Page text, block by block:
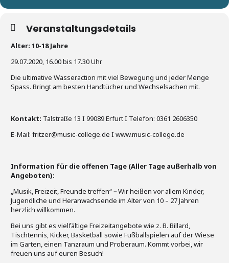
Veranstaltungsdetails
Alter: 10-18 Jahre
29.07.2020, 16.00 bis 17.30 Uhr
Die ultimative Wasseraction mit viel Bewegung und jeder Menge
Spass. Bringt am besten Handtücher und Wechselsachen mit.
Kontakt: Talstraße 13 I 99089 Erfurt I Telefon: 0361 2606350
E-Mail: fritzer@music-college.de I www.music-college.de
Information für die offenen Tage (Aller Tage außerhalb von
Angeboten):
„Musik, Freizeit, Freunde treffen“–Wir heißen vor allem Kinder,
Jugendliche und Heranwachsende im Alter von 10 – 27 Jahren
herzlich willkommen.
Bei uns gibt es vielfältige Freizeitangebote wie z. B. Billard,
Tischtennis, Kicker, Basketball sowie Fußballspielen auf der Wiese
im Garten, einen Tanzraum und Proberaum. Kommt vorbei, wir
freuen uns auf euren Besuch!